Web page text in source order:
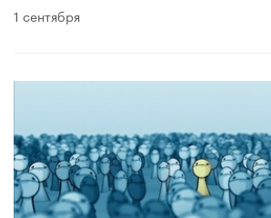
1 сентября